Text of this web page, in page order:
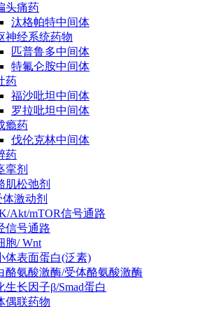
头痛药
汰格帕特中间体
神经系统药物
匹普鲁多中间体
特氟仑胺中间体
药
福沙吡坦中间体
罗拉吡坦中间体
瘾药
伐伦克林中间体
药
挛剂
肌松弛剂
激动剂
Akt/mTOR信号通路
信号通路
胞/ Wnt
体表面蛋白(泛素)
酪氨酸激酶/受体酪氨酸激酶
生长因子β/Smad蛋白
偶联药物